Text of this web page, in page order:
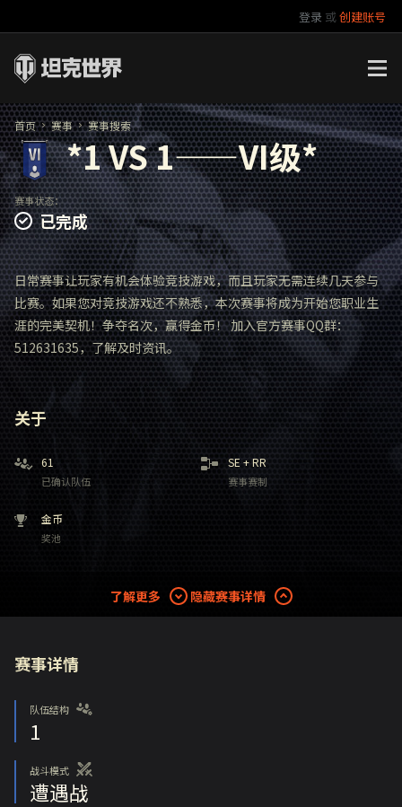
登录 或创建账号
你好，吾久
万圣节
《以战止战》
官方自媒体
首页 赛事 赛事搜索
*1 VS 1——VI级*
赛事状态：
已完成
日常赛事让玩家有机会体验竞技游戏，而且玩家无需连续几天参与
比赛。如果您对竞技游戏还不熟悉，本次赛事将成为开始您职业生
涯的完美契机！争夺名次，赢得金币！ 加入官方赛事QQ群：
512631635，了解及时资讯。
关于
61
已确认队伍
SE +RR
赛事赛制
金币
奖池
了解更多 隐藏赛事详情
赛事详情
队伍结构
1
战斗模式
遭遇战